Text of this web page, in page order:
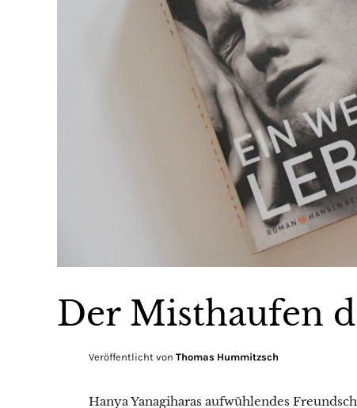
Der Misthaufen
Veröffentlicht von Thomas Hummitzsch
Hanya Yanagiharas aufwühlendes